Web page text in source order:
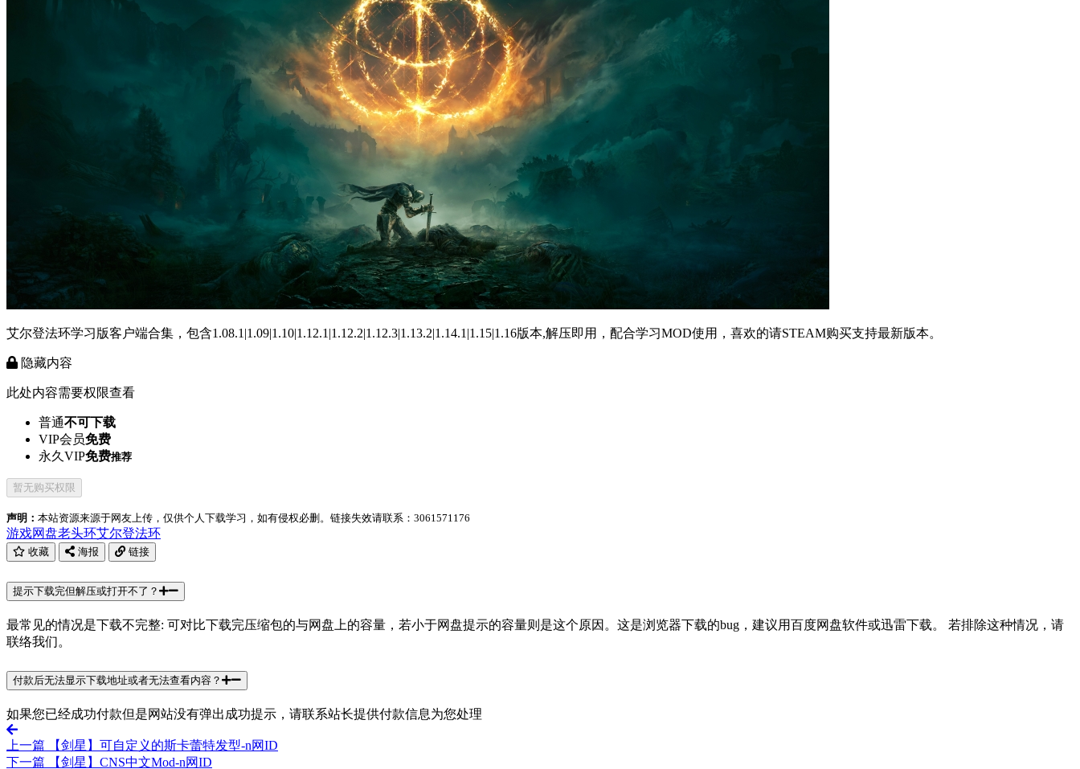
艾尔登法环学习版客户端合集，包含1.08.1|1.09|1.10|1.12.1|1.12.2|1.12.3|1.13.2|1.14.1|1.15|1.16版本,解压即用，配合学习MOD使用，喜欢的请STEAM购买支持最新版本。
隐藏内容
此处内容需要权限查看
普通不可下载
VIP会员免费
永久VIP免费推荐
暂无购买权限
声明： 本站资源来源于网友上传，仅供个人下载学习，如有侵权必删。链接失效请联系：3061571176
游戏网盘老头环艾尔登法环
收藏 海报 链接
提示下载完但解压或打开不了？
最常见的情况是下载不完整: 可对比下载完压缩包的与网盘上的容量，若小于网盘提示的容量则是这个原因。这是浏览器下载的bug，建议用百度网盘软件或迅雷下载。 若排除这种情况，请
联络我们。
付款后无法显示下载地址或者无法查看内容？
如果您已经成功付款但是网站没有弹出成功提示，请联系站长提供付款信息为您处理
上一篇
【剑星】可自定义的斯卡蕾特发型-n网ID
下一篇
【剑星】CNS中文Mod-n网ID